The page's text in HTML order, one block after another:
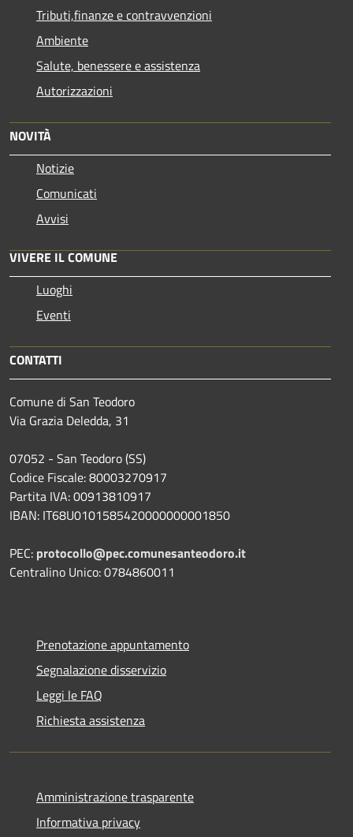
Tributi,finanze e contravvenzioni
Ambiente
Salute, benessere e assistenza
Autorizzazioni
NOVITÀ
Notizie
Comunicati
Avvisi
VIVERE IL COMUNE
Luoghi
Eventi
CONTATTI
Comune di San Teodoro
Via Grazia Deledda, 31
07052 - San Teodoro (SS)
Codice Fiscale: 80003270917
Partita IVA: 00913810917
IBAN: IT68U0101585420000000001850
PEC: protocollo@pec.comunesanteodoro.it
Centralino Unico: 0784860011
Prenotazione appuntamento
Segnalazione disservizio
Leggi le FAQ
Richiesta assistenza
Amministrazione trasparente
Informativa privacy